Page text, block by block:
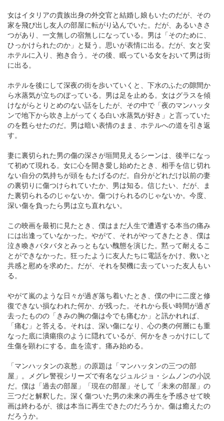
女はイタリアの貴族出身の外交官と結婚し娘もいたのだが、その
家を飛び出し友人の部屋に転がり込んでいた。だが、あるいきさ
つがあり、一文無しの宿無しになっている。男は「そのために、
ひっかけられたのか」と疑う。思いが表情に出る。だが、女と安
ホテルに入り、抱き合う。その後、眠っている女をおいて男は街
に出る。
ホテルを後にして深夜の街を歩いていくと、下水のふたの隙間か
ら水蒸気が立ちのぼっている。男は足を止める。女はグラスを傾
けながらとりとめのない話をしたが、その中で「夜のマンハッタ
ンで地下から吹き上がってくる白い水蒸気が好き」と言っていた
のを甦らせたのだ。男は暗い表情のまま、ホテルへの道を引き返
す。
妻に裏切られた男の傷の深さが垣間見えるシーンは、後半になっ
て初めて現れる。女に心を開き愛し始めたとき、相手を信じ切れ
ない自分の気持ちが頭をもたげるのだ。自分がどれだけ以前の妻
の裏切りに傷つけられていたか、男は知る。信じたい、だが、ま
た裏切られるのじゃないか。傷つけられるのじゃないか。今度、
深い傷を負ったら男は立ち直れない。
この映画を最初に見たとき、僕はまだ人生で遭遇する本当の痛み
には出逢っていなかった。やがて、それがやってきたとき、僕は
泣き喚きバタバタとみっともない醜態を演じた。黙って耐えるこ
とができなかった。狂ったように友人たちに電話をかけ、救いと
共感と慰めを求めた。だが、それを契機に去っていった友人もい
る。
やがて嵐のような日々が過ぎ落ち着いたとき、僕の中に二度と修
復できない損なわれた何か、が残った。それから長い時間が過ぎ
去ったものの「きみの胸の傷は今でも痛むか」と訊かれれば、
「痛む」と答える。それは、深い傷になり、心の奥の何層にも重
なった底に潰瘍痕のように隠れているが、何かをきっかけにして
生傷を顕わにする。血を流す。痛み始める。
「マンハッタンの哀愁」の原題は「マンハッタンの三つの部
屋」。メグレ警視シリーズで有名なジュルジョ・シムノンの小説
だ。僕は「過去の部屋」「現在の部屋」そして「未来の部屋」の
三つだと解釈した。深く傷ついた男の未来の再生を予感させて映
画は終わるが、彼は本当に再生できたのだろうか。傷は癒えたの
だろうか。